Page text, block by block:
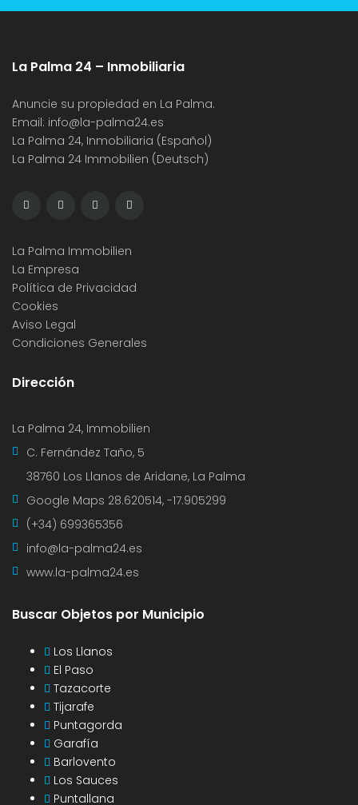
La Palma 24 – Inmobiliaria
Anuncie su propiedad en La Palma.
Email: info@la-palma24.es
La Palma 24, Inmobiliaria (Español)
La Palma 24 Immobilien (Deutsch)
La Palma Immobilien
La Empresa
Política de Privacidad
Cookies
Aviso Legal
Condiciones Generales
Dirección
La Palma 24, Immobilien
C. Fernández Taño, 5
38760 Los Llanos de Aridane, La Palma
Google Maps 28.620514, -17.905299
(+34) 699365356
info@la-palma24.es
www.la-palma24.es
Buscar Objetos por Municipio
Los Llanos
El Paso
Tazacorte
Tijarafe
Puntagorda
Garafía
Barlovento
Los Sauces
Puntallana